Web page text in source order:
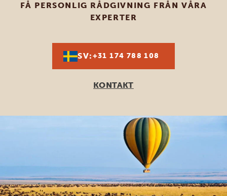
FÅ PERSONLIG RÅDGIVNING FRÅN VÅRA
EXPERTER
SV:+31 174 788 108
KONTAKT